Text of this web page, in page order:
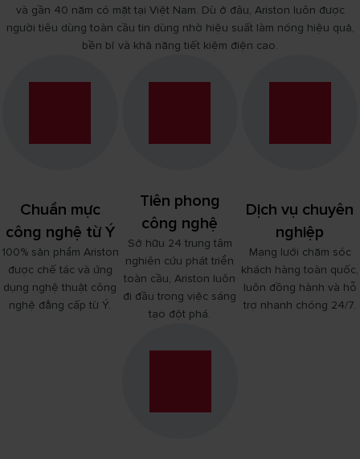
GIẢI PHÁP NƯỚC NÓNG NĂNG LƯỢNG TÁI TẠO TỪ CHUYÊN GIA Ý
TÌM HIỂU THÊM
và gần 40 năm có mặt tại Việt Nam. Dù ở đâu, Ariston luôn được
người tiêu dùng toàn cầu tin dùng nhờ hiệu suất làm nóng hiệu quả,
bền bỉ và khả năng tiết kiệm điện cao.
Chuẩn mực
công nghệ từ Ý
100% sản phẩm Ariston
được chế tác và ứng
dụng nghệ thuật công
nghệ đẳng cấp từ Ý.
Tiên phong
công nghệ
Sở hữu 24 trung tâm
nghiên cứu phát triển
toàn cầu, Ariston luôn
đi đầu trong việc sáng
tạo đột phá.
Dịch vụ chuyên
nghiệp
Mạng lưới chăm sóc
khách hàng toàn quốc,
luôn đồng hành và hỗ
trợ nhanh chóng 24/7.